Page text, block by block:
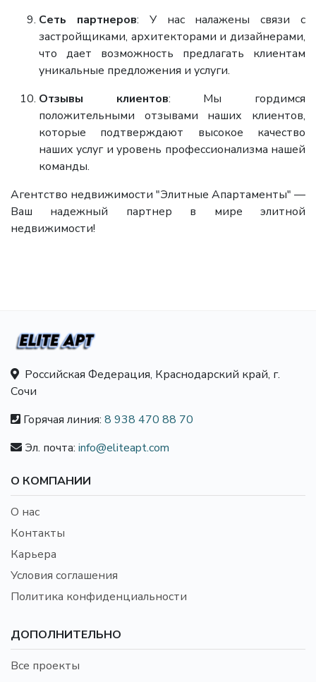
Сеть партнеров: У нас налажены связи с
застройщиками, архитекторами и дизайнерами,
что дает возможность предлагать клиентам
уникальные предложения и услуги.
Отзывы клиентов: Мы гордимся
положительными отзывами наших клиентов,
которые подтверждают высокое качество
наших услуг и уровень профессионализма нашей
команды.
Агентство недвижимости "Элитные Апартаменты" —
Ваш надежный партнер в мире элитной
недвижимости!
Российская Федерация, Краснодарский край, г.
Сочи
Горячая линия: 8 938 470 88 70
Эл. почта: info@eliteapt.com
О КОМПАНИИ
О нас
Контакты
Карьера
Условия соглашения
Политика конфиденциальности
ДОПОЛНИТЕЛЬНО
Все проекты